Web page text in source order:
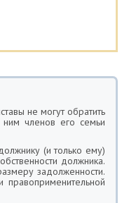
не могут обратить
членов его семьи
(и только ему)
должника.
задолженности.